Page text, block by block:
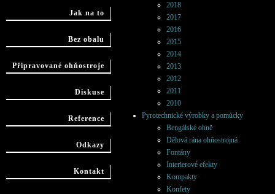
Jak na to
Bez obalu
Připravované ohňostroje
Diskuse
Reference
Odkazy
Kontakt
2018
2017
2016
2015
2014
2013
2012
2011
2010
Pyrotechnické výrobky a pomůcky
Bengálské ohně
Dělová rána ohňostrojná
Fontány
Interierové efekty
Kompakty
Konfety